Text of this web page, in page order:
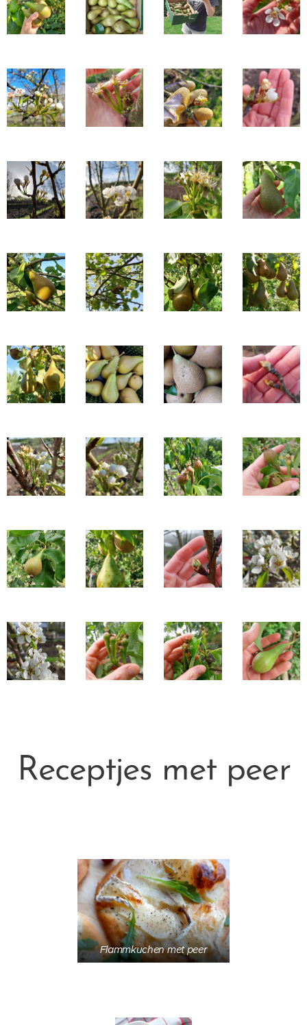
Receptjes met peer
Flammkuchen met peer